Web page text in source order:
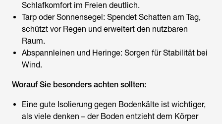
Schlafkomfort im Freien deutlich.
Tarp oder Sonnensegel: Spendet Schatten am Tag,
schützt vor Regen und erweitert den nutzbaren
Raum.
Abspannleinen und Heringe: Sorgen für Stabilität bei
Wind.
Worauf Sie besonders achten sollten:
Eine gute Isolierung gegen Bodenkälte ist wichtiger,
als viele denken – der Boden entzieht dem Körper